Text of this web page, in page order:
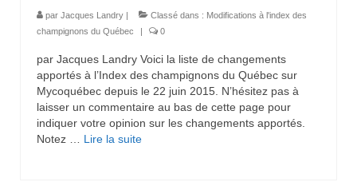
par Jacques Landry Classé dans : Modifications à l'index des
champignons du Québec
0
par Jacques Landry Voici la liste de changements
apportés à l’Index des champignons du Québec sur
Mycoquébec depuis le 22 juin 2015. N’hésitez pas à
laisser un commentaire au bas de cette page pour
indiquer votre opinion sur les changements apportés.
Notez … Lire la suite­­